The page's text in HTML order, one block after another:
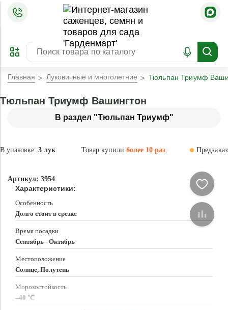
ПРЕДЗАКАЗ
ЗАБРОНИРОВАТЬ
ЛУЧШЕЕ
Главная Луковичные и многолетние Тюльпан Триумф
В раздел "Тюльпан Триумф"
Тюльпан Триумф Вашингтон
В упаковке: 3 лук Товар купили более 10 раз Предзаказ
–40 °
Артикул: 3954
Характеристики:
Особенность
Долго стоит в срезке
Время посадки
Сентябрь - Октябрь
Местоположение
Солнце, Полутень
Морозостойкость
–40 °C